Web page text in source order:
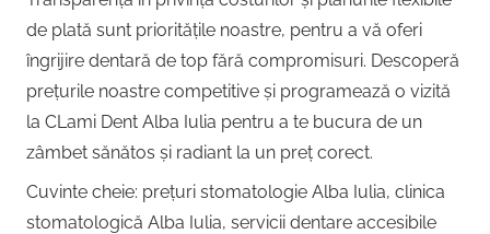
Centru
Implantologie
Strada
Lăncrănjan
19,
Alba
Iulia
510218,
România
de plată sunt prioritățile noastre, pentru a vă oferi
îngrijire dentară de top fără compromisuri. Descoperă
prețurile noastre competitive și programează o vizită
la CLami Dent Alba Iulia pentru a te bucura de un
zâmbet sănătos și radiant la un preț corect.
Cuvinte cheie: prețuri stomatologie Alba Iulia, clinica
stomatologică Alba Iulia, servicii dentare accesibile